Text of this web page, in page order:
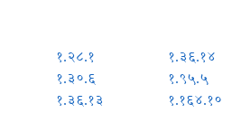
१.२८.१
१.३०.६
१.३६.१३
१.३६.१४
१.९५.५
१.१६४.१०